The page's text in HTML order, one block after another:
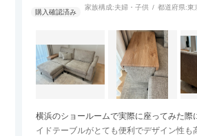
家族構成:夫婦・子供 都道府県:東
横浜のショールームで実際に座ってみた際
イドテーブルがとても便利でデザイン性も